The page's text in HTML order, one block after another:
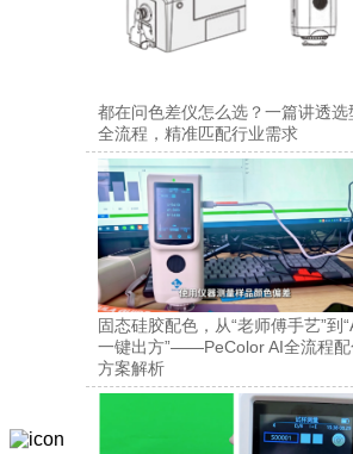
都在问色差仪怎么选？一篇讲透选
全流程，精准匹配行业需求
固态硅胶配色，从“老师傅手艺”到
一键出方”——PeColor AI全流程配
方案解析